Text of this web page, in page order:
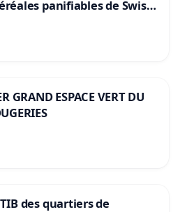
panifiables de Swiss
en protéines
GRAND ESPACE VERT DU
des quartiers de